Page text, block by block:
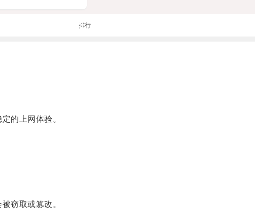
排行
的上网体验。
窃取或篡改。